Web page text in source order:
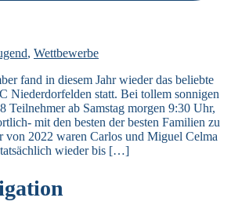
, Wettbewerbe
fand in diesem Jahr wieder das beliebte
Niederdorfelden statt. Bei tollem sonnigen
Teilnehmer ab Samstag morgen 9:30 Uhr,
mit den besten der besten Familien zu
von 2022 waren Carlos und Miguel Celma
tatsächlich wieder bis […]